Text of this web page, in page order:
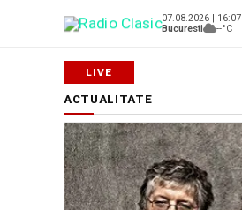
07.08.2026 | 16:07
Bucuresti
--°C
ACTUALITATE